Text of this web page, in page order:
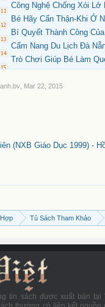
Công Nghệ Chống Xói
Bé Hãy Cẩn Thận-Khi Ở
Bí Quyết Thành Công
Cẩm Nang Du Lịch Đà
Trò Chơi Giúp Bé Làm
Mar 22, 2015
(NXB Giáo Dục 1999) -
Tủ Sách Tham Khảo
tin sách được xuất bản tại